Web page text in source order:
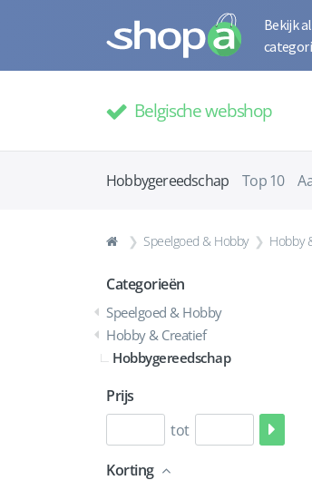
Bekijk
Belgische webshop
Hobbygereedschap Top 10
Speelgoed & Hobby Hobby
Categorieën
Speelgoed & Hobby
Hobby & Creatief
Hobbygereedschap
Prijs
tot
Korting